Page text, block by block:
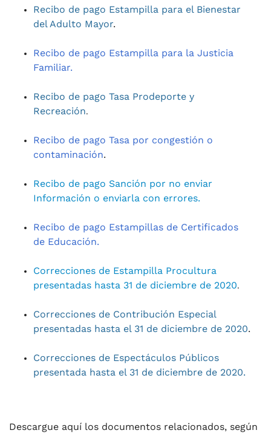
Recibo de pago Estampilla para el Bienestar
del Adulto Mayor.
Recibo de pago Estampilla para la Justicia
Familiar.
Recibo de pago Tasa Prodeporte y
Recreación.
Recibo de pago Tasa por congestión o
contaminación.
Recibo de pago Sanción por no enviar
Información o enviarla con errores.
Recibo de pago Estampillas de Certificados
de Educación.
Correcciones de Estampilla Procultura
presentadas hasta 31 de diciembre de 2020.
Correcciones de Contribución Especial
presentadas hasta el 31 de diciembre de 2020.
Correcciones de Espectáculos Públicos
presentada hasta el 31 de diciembre de 2020.
Descargue aquí los documentos relacionados, según